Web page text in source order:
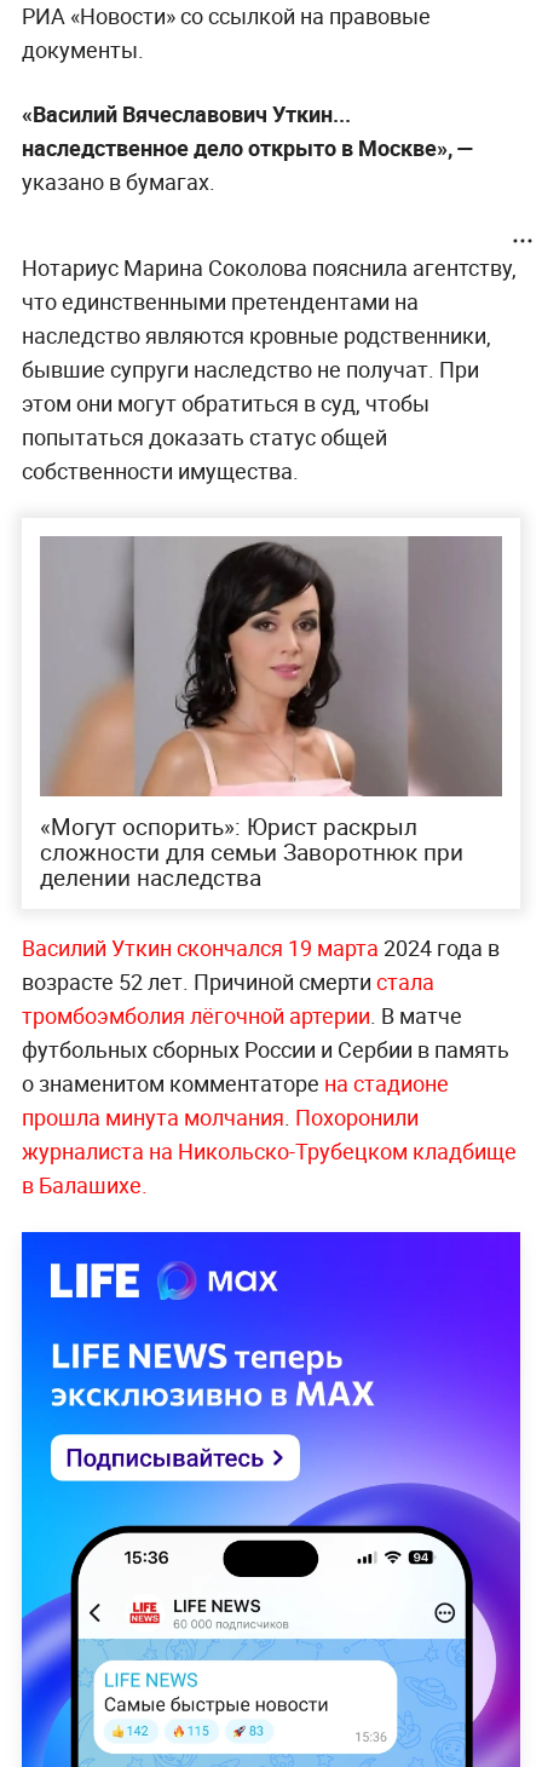
РИА «Новости» со ссылкой на правовые
документы.
«Василий Вячеславович Уткин...
наследственное дело открыто в Москве», —
указано в бумагах.
Нотариус Марина Соколова пояснила агентству,
что единственными претендентами на
наследство являются кровные родственники,
бывшие супруги наследство не получат. При
этом они могут обратиться в суд, чтобы
попытаться доказать статус общей
собственности имущества.
«Могут оспорить»: Юрист раскрыл
сложности для семьи Заворотнюк при
делении наследства
Василий Уткин скончался 19 марта 2024 года в
возрасте 52 лет. Причиной смерти стала
тромбоэмболия лёгочной артерии. В матче
футбольных сборных России и Сербии в память
о знаменитом комментаторе на стадионе
прошла минута молчания. Похоронили
журналиста на Никольско-Трубецком кладбище
в Балашихе.